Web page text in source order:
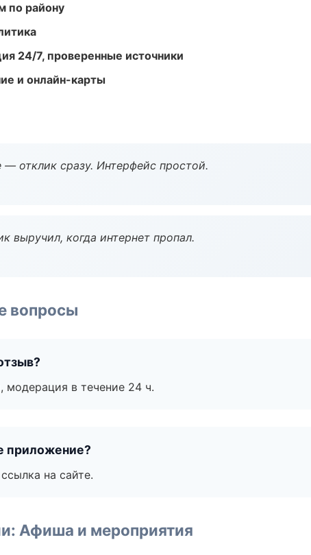
по району
24/7, проверенные источники
и онлайн-карты
— отклик сразу. Интерфейс простой.
выручил, когда интернет пропал.
вопросы
модерация в течение 24 ч.
приложение?
на сайте.
Афиша и мероприятия